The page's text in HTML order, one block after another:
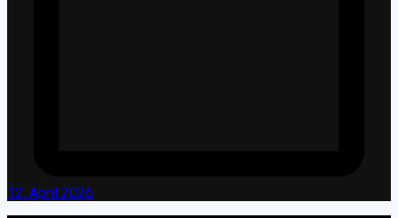
12. April 2026